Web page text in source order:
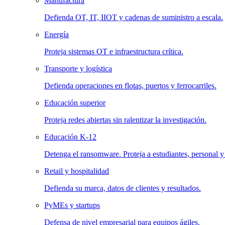
Defienda OT, IT, IIOT y cadenas de suministro a escala.
Energía
Proteja sistemas OT e infraestructura crítica.
Transporte y logística
Defienda operaciones en flotas, puertos y ferrocarriles.
Educación superior
Proteja redes abiertas sin ralentizar la investigación.
Educación K-12
Detenga el ransomware. Proteja a estudiantes, personal y
Retail y hospitalidad
Defienda su marca, datos de clientes y resultados.
PyMEs y startups
Defensa de nivel empresarial para equipos ágiles.